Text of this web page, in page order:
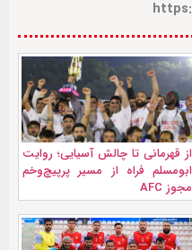
از قهرمانی تا چالش آسیایی؛ روایت
ابومسلم فراه از مسیر پرپیچ‌وخم
مجوز AFC